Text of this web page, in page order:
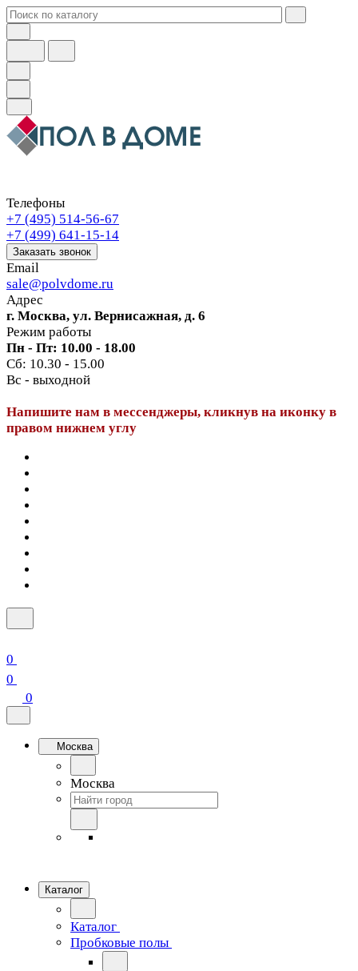
Телефоны
+7 (495) 514-56-67
+7 (499) 641-15-14
Заказать звонок
Email
sale@polvdome.ru
Адрес
г. Москва, ул. Вернисажная, д. 6
Режим работы
Пн - Пт: 10.00 - 18.00
Сб: 10.30 - 15.00
Вс - выходной
Напишите нам в мессенджеры, кликнув на иконку в
правом нижнем углу
0
0
0
Москва
Москва
Каталог
Каталог
Пробковые полы